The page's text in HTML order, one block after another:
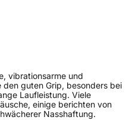
vibrationsarme und
den guten Grip, besonders bei
Laufleistung. Viele
einige berichten von
Nasshaftung.